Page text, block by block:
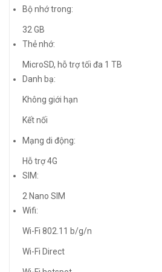
Bộ nhớ trong:
32 GB
Thẻ nhớ:
MicroSD, hỗ trợ tối đa 1 TB
Danh bạ:
Không giới hạn
Kết nối
Mạng di động:
Hỗ trợ 4G
SIM:
2 Nano SIM
Wifi:
Wi-Fi 802.11 b/g/n
Wi-Fi Direct